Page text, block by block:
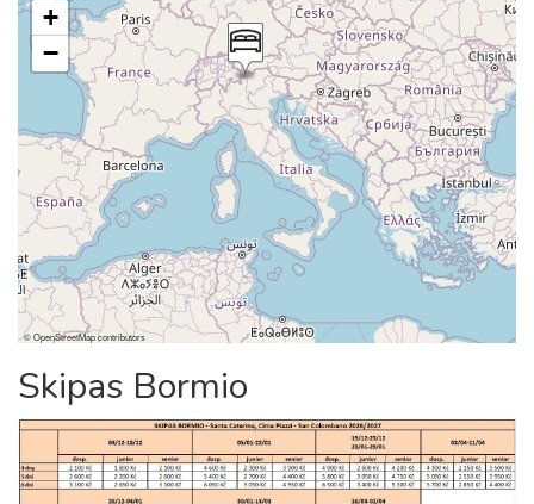
+
−
©OpenStreetMapcontributors
Skipas Bormio